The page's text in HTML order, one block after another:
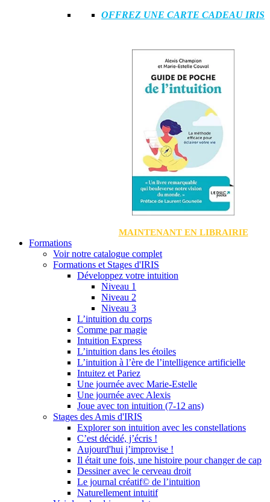
OFFREZ UNE CARTE CADEAU IRIS
MAINTENANT EN LIBRAIRIE
Formations
Voir notre catalogue complet
Formations et Stages d'IRIS
Développez votre intuition
Niveau 1
Niveau 2
Niveau 3
L’intuition du corps
Comme par magie
Intuition Express
L’intuition dans les étoiles
L’intuition à l’ère de l’intelligence artificielle
Intuitez et Pariez
Une journée avec Marie-Estelle
Une journée avec Alexis
Joue avec ton intuition (7-12 ans)
Stages des Amis d'IRIS
Explorer son intuition avec les constellations
C’est décidé, j’écris !
Aujourd'hui j’improvise !
Il était une fois, une histoire pour changer de cap
Dessiner avec le cerveau droit
Le journal créatif© de l’intuition
Naturellement intuitif